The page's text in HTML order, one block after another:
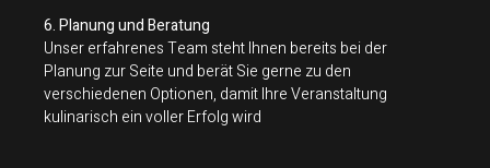
6. Planung und Beratung
Unser erfahrenes Team steht Ihnen bereits bei der
Planung zur Seite und berät Sie gerne zu den
verschiedenen Optionen, damit Ihre Veranstaltung
kulinarisch ein voller Erfolg wird